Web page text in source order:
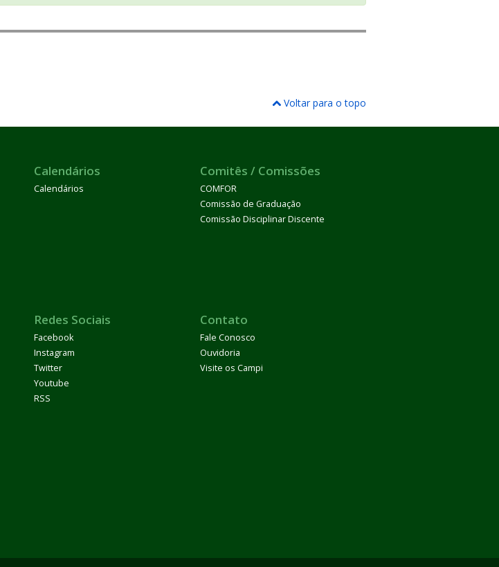
Voltar para o topo
Calendários
Calendários
Comitês / Comissões
COMFOR
Comissão de Graduação
Comissão Disciplinar Discente
Redes Sociais
Facebook
Instagram
Twitter
Youtube
RSS
Contato
Fale Conosco
Ouvidoria
Visite os Campi